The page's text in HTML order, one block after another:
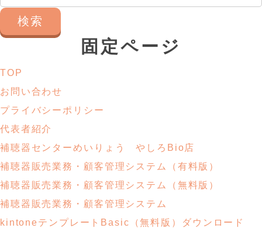
索:
固定ページ
TOP
お問い合わせ
プライバシーポリシー
代表者紹介
補聴器センターめいりょう やしろBio店
補聴器販売業務・ 顧客管理システム
（有料版）
補聴器販売業務・ 顧客管理システム
（無料版）
補聴器販売業務・顧客管理システム
kintoneテンプレートBasic （無料版）ダウンロード